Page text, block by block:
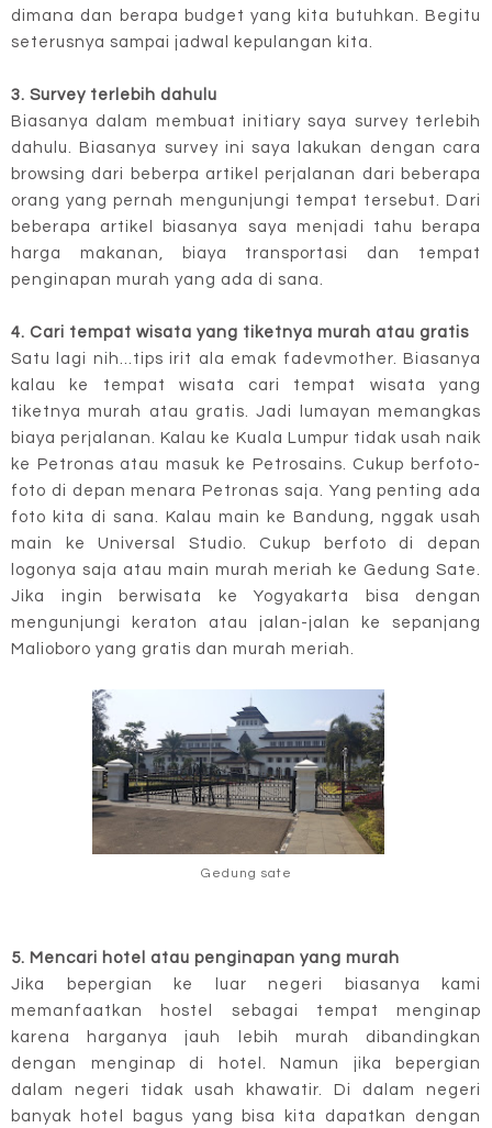
dimana dan berapa budget yang kita butuhkan. Begitu
seterusnya sampai jadwal kepulangan kita.
3. Survey terlebih dahulu
Biasanya dalam membuat initiary saya survey terlebih
dahulu. Biasanya survey ini saya lakukan dengan cara
browsing dari beberpa artikel perjalanan dari beberapa
orang yang pernah mengunjungi tempat tersebut. Dari
beberapa artikel biasanya saya menjadi tahu berapa
harga makanan, biaya transportasi dan tempat
penginapan murah yang ada di sana.
4. Cari tempat wisata yang tiketnya murah atau gratis
Satu lagi nih...tips irit ala emak fadevmother. Biasanya
kalau ke tempat wisata cari tempat wisata yang
tiketnya murah atau gratis. Jadi lumayan memangkas
biaya perjalanan. Kalau ke Kuala Lumpur tidak usah naik
ke Petronas atau masuk ke Petrosains. Cukup berfoto-
foto di depan menara Petronas saja. Yang penting ada
foto kita di sana. Kalau main ke Bandung, nggak usah
main ke Universal Studio. Cukup berfoto di depan
logonya saja atau main murah meriah ke Gedung Sate.
Jika ingin berwisata ke Yogyakarta bisa dengan
mengunjungi keraton atau jalan-jalan ke sepanjang
Malioboro yang gratis dan murah meriah.
Gedung sate
5. Mencari hotel atau penginapan yang murah
Jika bepergian ke luar negeri biasanya kami
memanfaatkan hostel sebagai tempat menginap
karena harganya jauh lebih murah dibandingkan
dengan menginap di hotel. Namun jika bepergian
dalam negeri tidak usah khawatir. Di dalam negeri
banyak hotel bagus yang bisa kita dapatkan dengan